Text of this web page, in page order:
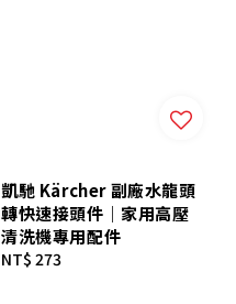
凱馳 Kärcher 副廠水龍頭
轉快速接頭件｜家用高壓
清洗機專用配件
Regular
NT$ 273